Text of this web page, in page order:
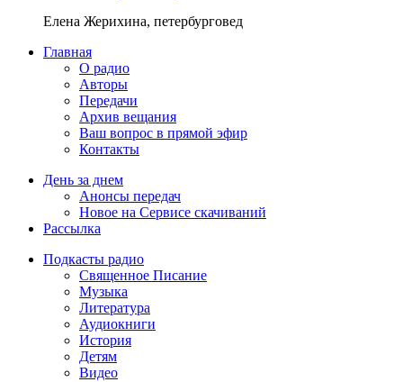
Елена Жерихина, петербурговед
Главная
О радио
Авторы
Передачи
Архив вещания
Ваш вопрос в прямой эфир
Контакты
День за днем
Анонсы передач
Новое на Сервисе скачиваний
Рассылка
Подкасты радио
Священное Писание
Музыка
Литература
Аудиокниги
История
Детям
Видео